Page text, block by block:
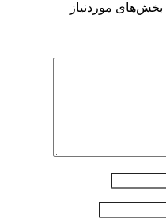
بخش‌های موردنیاز